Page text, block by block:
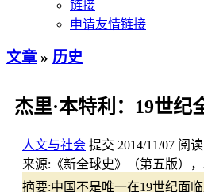
链接
申请友情链接
文章 » 历史
杰里·本特利：19世纪
人文与社会 提交 2014/11/07 阅
来源: 《新全球史》（第五版）
摘要:中国不是唯一在19世纪面